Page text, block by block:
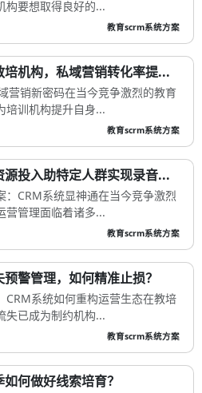
构要想取得良好的...
教育scrm系统方案
机构，私域营销转化率提...
营销新密码在当今竞争激烈的教育
培训机构提升自身...
教育scrm系统方案
投入助特定人群实现录音...
CRM系统显神通在当今竞争激烈
营管理面临着诸多...
教育scrm系统方案
警管理，如何精准止损？
CRM系统如何重构运营生态在教培
失已成为制约机构...
教育scrm系统方案
何做好线索培育？